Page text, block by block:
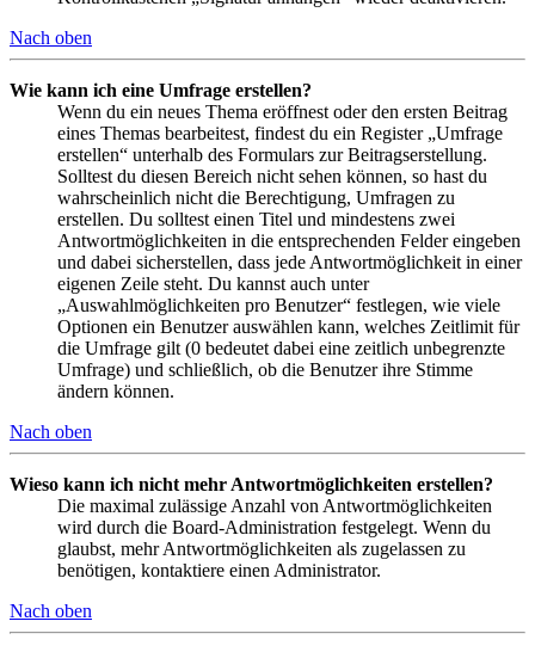
Nach oben
Wie kann ich eine Umfrage erstellen?
Wenn du ein neues Thema eröffnest oder den ersten Beitrag
eines Themas bearbeitest, findest du ein Register „Umfrage
erstellen“ unterhalb des Formulars zur Beitragserstellung.
Solltest du diesen Bereich nicht sehen können, so hast du
wahrscheinlich nicht die Berechtigung, Umfragen zu
erstellen. Du solltest einen Titel und mindestens zwei
Antwortmöglichkeiten in die entsprechenden Felder eingeben
und dabei sicherstellen, dass jede Antwortmöglichkeit in einer
eigenen Zeile steht. Du kannst auch unter
„Auswahlmöglichkeiten pro Benutzer“ festlegen, wie viele
Optionen ein Benutzer auswählen kann, welches Zeitlimit für
die Umfrage gilt (0 bedeutet dabei eine zeitlich unbegrenzte
Umfrage) und schließlich, ob die Benutzer ihre Stimme
ändern können.
Nach oben
Wieso kann ich nicht mehr Antwortmöglichkeiten erstellen?
Die maximal zulässige Anzahl von Antwortmöglichkeiten
wird durch die Board-Administration festgelegt. Wenn du
glaubst, mehr Antwortmöglichkeiten als zugelassen zu
benötigen, kontaktiere einen Administrator.
Nach oben